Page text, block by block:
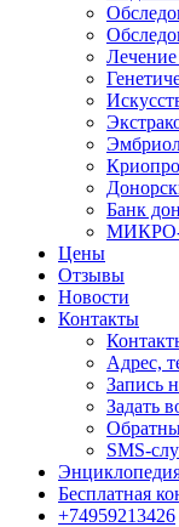
Банк
МИКРО-
Цены
Отзывы
Новости
Контакты
Адрес,
Запись
Задать
SMS-
Бесплатная
+74959213426